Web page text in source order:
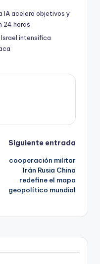
IA acelera objetivos y
24 horas
intensifica
Siguiente entrada
cooperación militar
Irán Rusia China
redefine el mapa
geopolítico mundial